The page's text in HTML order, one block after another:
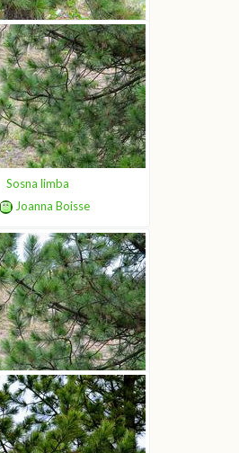
Sosna limba
Joanna Boisse
Sosna limba
Joanna Boisse
Sosna limba
Joanna Boisse